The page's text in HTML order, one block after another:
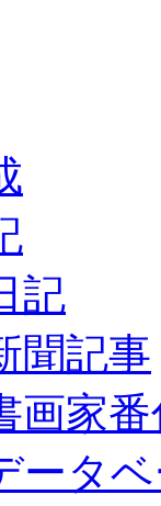
記
聞記事
画家
ータ